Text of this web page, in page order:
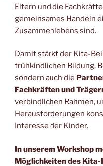
Eltern und die
gemeinsames Handeln
Zusammenlebens sind.
Damit stärkt der Kita-
frühkindlichen Bildung,
sondern auch die
Fachkräften und
verbindlichen Rahmen,
Herausforderungen
Interesse der Kinder.
In unserem Workshop
Möglichkeiten des